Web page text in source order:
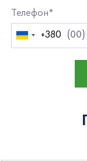
Україна
+380
+380
Телефон*